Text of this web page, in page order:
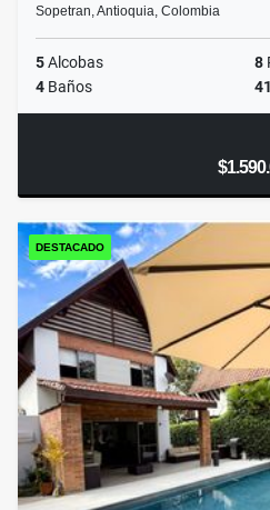
Sopetran, Antioquia, Colombia
5Alcobas 8
4 Baños
DESTACADO